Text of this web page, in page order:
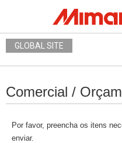
GLOBAL SITE
Comercial /
Por favor, preencha os itens
enviar.